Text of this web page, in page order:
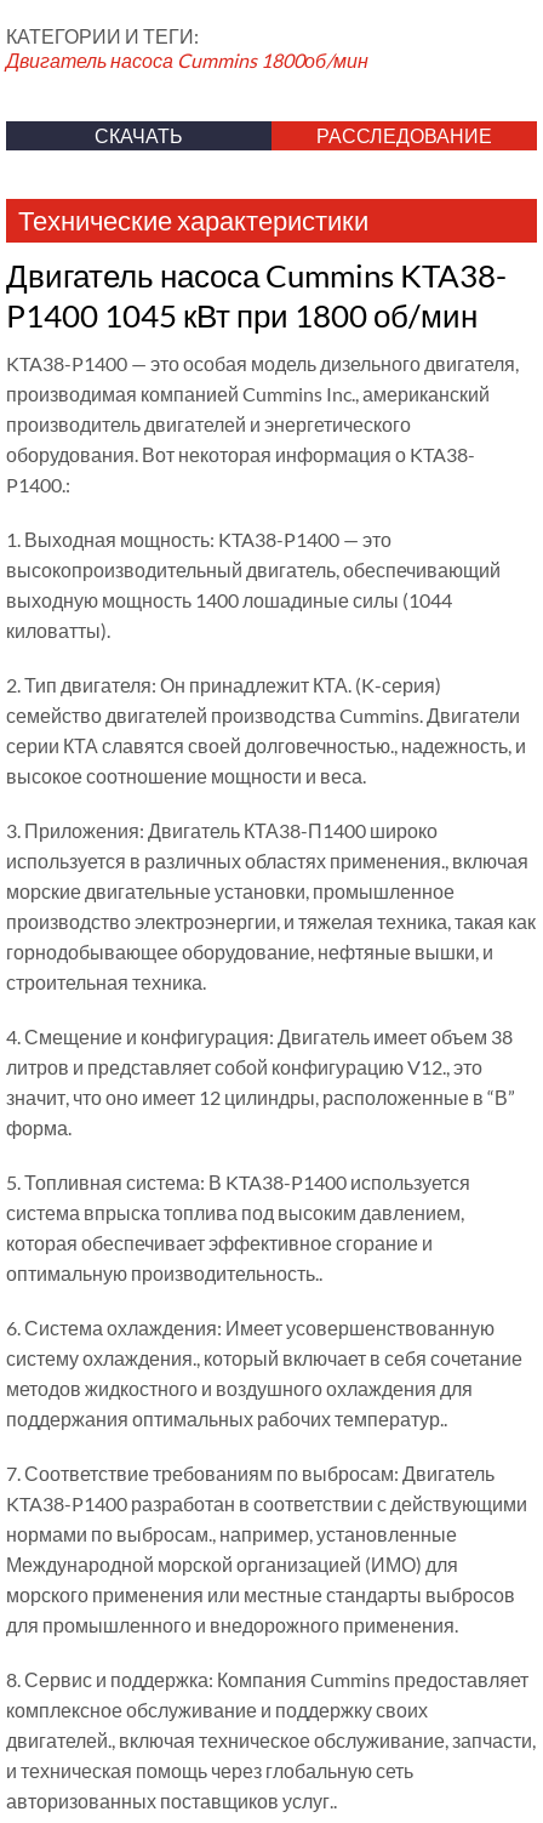
КАТЕГОРИИ И ТЕГИ:
Двигатель насоса Cummins 1800об/мин
СКАЧАТЬ РАССЛЕДОВАНИЕ
Технические характеристики
Двигатель насоса Cummins KTA38-
P1400 1045 кВт при 1800 об/мин
KTA38-P1400 — это особая модель дизельного двигателя,
производимая компанией Cummins Inc., американский
производитель двигателей и энергетического
оборудования. Вот некоторая информация о KTA38-
P1400.:
1. Выходная мощность: KTA38-P1400 — это
высокопроизводительный двигатель, обеспечивающий
выходную мощность 1400 лошадиные силы (1044
киловатты).
2. Тип двигателя: Он принадлежит КТА. (K-серия)
семейство двигателей производства Cummins. Двигатели
серии КТА славятся своей долговечностью., надежность, и
высокое соотношение мощности и веса.
3. Приложения: Двигатель КТА38-П1400 широко
используется в различных областях применения., включая
морские двигательные установки, промышленное
производство электроэнергии, и тяжелая техника, такая как
горнодобывающее оборудование, нефтяные вышки, и
строительная техника.
4. Смещение и конфигурация: Двигатель имеет объем 38
литров и представляет собой конфигурацию V12., это
значит, что оно имеет 12 цилиндры, расположенные в “В”
форма.
5. Топливная система: В KTA38-P1400 используется
система впрыска топлива под высоким давлением,
которая обеспечивает эффективное сгорание и
оптимальную производительность..
6. Система охлаждения: Имеет усовершенствованную
систему охлаждения., который включает в себя сочетание
методов жидкостного и воздушного охлаждения для
поддержания оптимальных рабочих температур..
7. Соответствие требованиям по выбросам: Двигатель
KTA38-P1400 разработан в соответствии с действующими
нормами по выбросам., например, установленные
Международной морской организацией (ИМО) для
морского применения или местные стандарты выбросов
для промышленного и внедорожного применения.
8. Сервис и поддержка: Компания Cummins предоставляет
комплексное обслуживание и поддержку своих
двигателей., включая техническое обслуживание, запчасти,
и техническая помощь через глобальную сеть
авторизованных поставщиков услуг..